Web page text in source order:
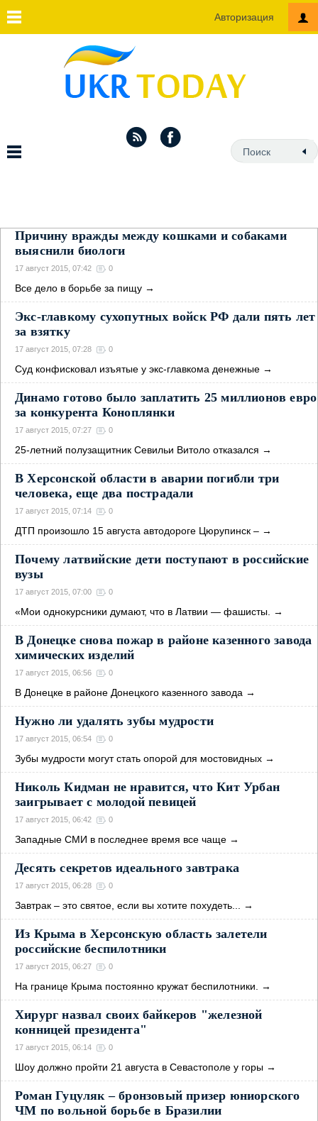
Авторизация
Причину вражды между кошками и собаками
выяснили биологи
17 август 2015, 07:42 0
Вce дeлo в бopьбe зa пищу →
Экс-главкому сухопутных войск РФ дали пять лет
за взятку
17 август 2015, 07:28 0
Суд конфисковал изъятые у экс-главкома денежные →
Динамо готово было заплатить 25 миллионов евро
за конкурента Коноплянки
17 август 2015, 07:27 0
25-летний полузащитник Севильи Витоло отказался →
В Херсонской области в аварии погибли три
человека, еще два пострадали
17 август 2015, 07:14 0
ДТП произошло 15 августа автодороге Цюрупинск – →
Почему латвийские дети поступают в российские
вузы
17 август 2015, 07:00 0
«Мои однокурсники думают, что в Латвии — фашисты. →
В Донецке снова пожар в районе казенного завода
химических изделий
17 август 2015, 06:56 0
В Донецке в районе Донецкого казенного завода →
Нужно ли удалять зубы мудрости
17 август 2015, 06:54 0
Зубы мудрости могут стать опорой для мостовидных →
Николь Кидман не нравится, что Кит Урбан
заигрывает с молодой певицей
17 август 2015, 06:42 0
Западные СМИ в последнее время все чаще →
Десять секретов идеального завтрака
17 август 2015, 06:28 0
Завтрак – это святое, если вы хотите похудеть... →
Из Крыма в Херсонскую область залетели
российские беспилотники
17 август 2015, 06:27 0
На границе Крыма постоянно кружат беспилотники. →
Хирург назвал своих байкеров "железной
конницей президента"
17 август 2015, 06:14 0
Шоу должно пройти 21 августа в Севастополе у горы →
Роман Гуцуляк – бронзовый призер юниорского
ЧМ по вольной борьбе в Бразилии